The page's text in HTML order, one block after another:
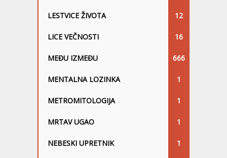
LESTVICE ŽIVOTA 12
LICE VEČNOSTI 16
MEĐU IZMEĐU 666
MENTALNA LOZINKA 1
METROMITOLOGIJA 1
MRTAV UGAO 1
NEBESKI UPRETNIK 1